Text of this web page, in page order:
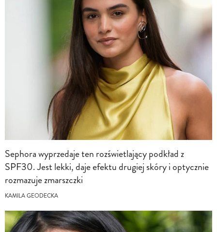
Sephora wyprzedaje ten rozświetlający podkład z
SPF30. Jest lekki, daje efektu drugiej skóry i optycznie
rozmazuje zmarszczki
KAMILA GEODECKA